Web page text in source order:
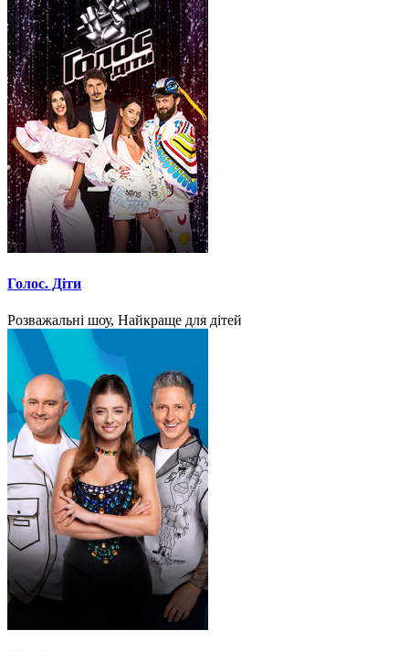
Голос. Діти
Розважальні шоу, Найкраще для дітей